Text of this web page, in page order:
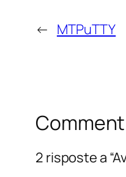
← MTPuTTY
2 risposte a